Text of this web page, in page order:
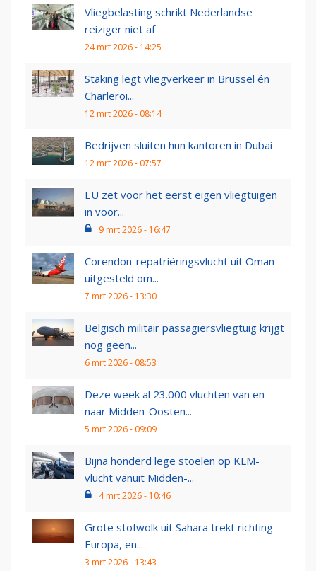
Vliegbelasting schrikt Nederlandse
reiziger niet af
24 mrt 2026 - 14:25
Staking legt vliegverkeer in Brussel én
Charleroi...
12 mrt 2026 - 08:14
Bedrijven sluiten hun kantoren in Dubai
12 mrt 2026 - 07:57
EU zet voor het eerst eigen vliegtuigen
in voor...
9 mrt 2026 - 16:47
Corendon-repatriëringsvlucht uit Oman
uitgesteld om...
7 mrt 2026 - 13:30
Belgisch militair passagiersvliegtuig krijgt
nog geen...
6 mrt 2026 - 08:53
Deze week al 23.000 vluchten van en
naar Midden-Oosten...
5 mrt 2026 - 09:09
Bijna honderd lege stoelen op KLM-
vlucht vanuit Midden-...
4 mrt 2026 - 10:46
Grote stofwolk uit Sahara trekt richting
Europa, en...
3 mrt 2026 - 13:43